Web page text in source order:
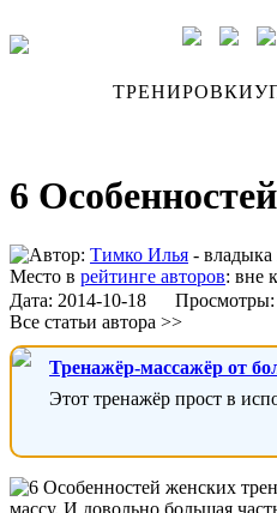
ТРЕНИРОВКИ
6
Автор: Тимко Илья - владыка
Место в рейтинге авторов: вне
Дата: 2014-10-18 Просмотры:
Все статьи автора >>
Тренажёр-массажёр от
Этот тренажёр прост в
массу. И довольно большая